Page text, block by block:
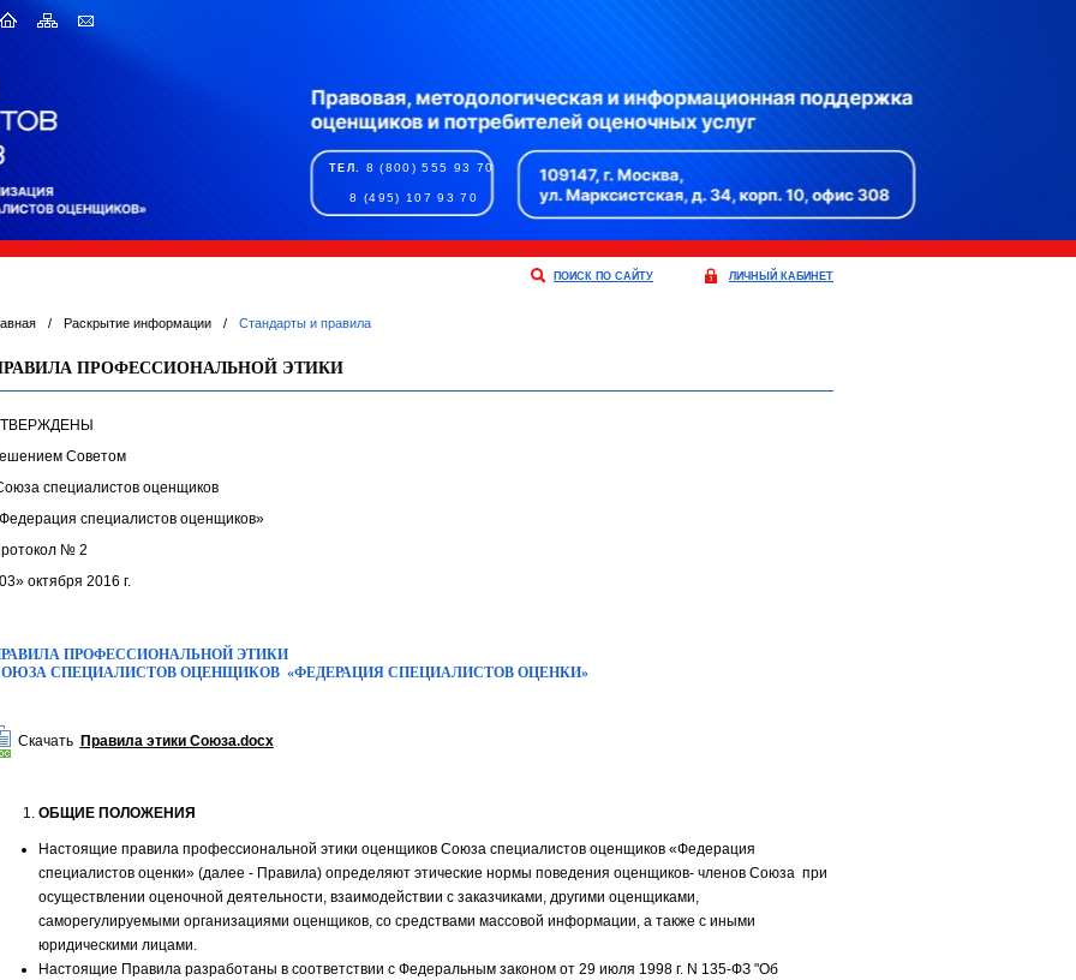
ТЕЛ. 8 (800) 555 93 70
8 (495) 107 93 70
ПОИСК ПО САЙТУ ЛИЧНЫЙ КАБИНЕТ
/ Раскрытие информации / Стандарты и правила
ПРОФЕССИОНАЛЬНОЙ ЭТИКИ
Советом
специалистов оценщиков
специалистов оценщиков»
№ 2
октября 2016 г.
ПРОФЕССИОНАЛЬНОЙ ЭТИКИ
СПЕЦИАЛИСТОВ ОЦЕНЩИКОВ «ФЕДЕРАЦИЯ СПЕЦИАЛИСТОВ ОЦЕНКИ»
Скачать Правила этики Союза.docx
ОБЩИЕ ПОЛОЖЕНИЯ
Настоящие правила профессиональной этики оценщиков Союза специалистов оценщиков «Федерация
специалистов оценки» (далее - Правила) определяют этические нормы поведения оценщиков- членов Союза при
осуществлении оценочной деятельности, взаимодействии с заказчиками, другими оценщиками,
саморегулируемыми организациями оценщиков, со средствами массовой информации, а также с иными
юридическими лицами.
Настоящие Правила разработаны в соответствии с Федеральным законом от 29 июля 1998 г. N 135-ФЗ "Об